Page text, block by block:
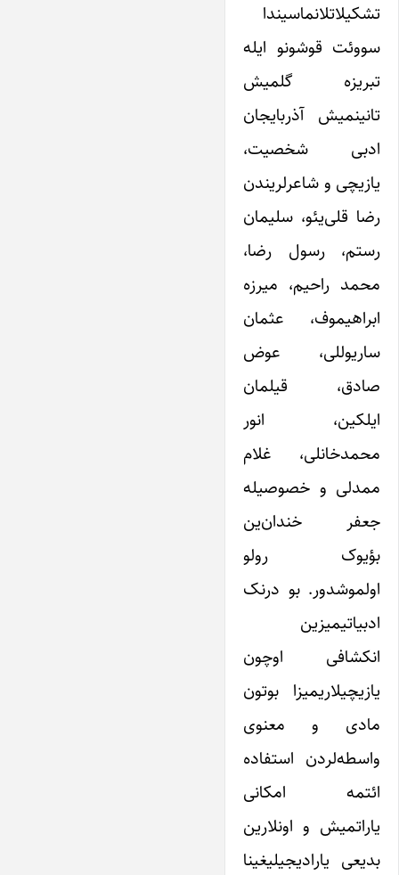
تشکیلاتلانماسیندا
سووئت قوشونو ایله
تبریزه گلمیش
تانینمیش آذربایجان
ادبی شخصیت،
یازیچی و شاعرلریندن
رضا قلی‌یئو، سلیمان
رستم، رسول رضا،
محمد راحیم، میرزه
ابراهیموف، عثمان
ساریوللی، عوض
صادق، قیلمان
ایلکین، انور
محمدخانلی، غلام
ممدلی و خصوصیله
جعفر خندان‌ین
بؤیوک رولو
اولموشدور. بو درنک
ادبیاتیمیزین
انکشافی اوچون
یازیچیلاریمیزا بوتون
مادی و معنوی
واسطه‌لردن استفاده
ائتمه‌ امکانی
یاراتمیش و اونلارین
بدیعی یارادیجیلیغینا